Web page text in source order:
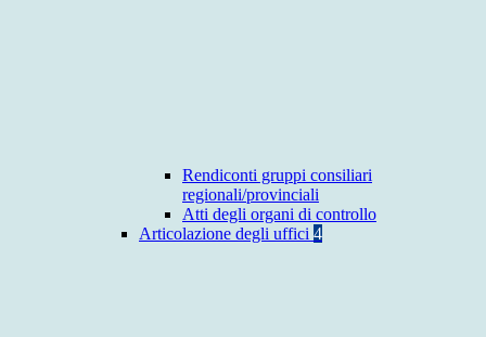
Rendiconti gruppi consiliari
regionali/provinciali
Atti degli organi di controllo
Articolazione degli uffici 4